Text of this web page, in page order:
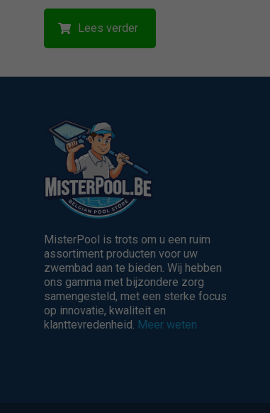
Lees verder
MisterPool is trots om u een ruim
assortiment producten voor uw
zwembad aan te bieden. Wij hebben
ons gamma met bijzondere zorg
samengesteld, met een sterke focus
op innovatie, kwaliteit en
klanttevredenheid. Meer weten